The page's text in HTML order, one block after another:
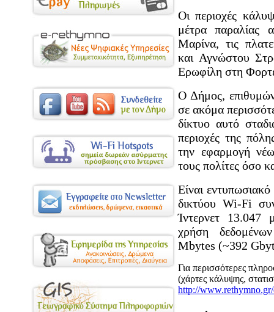
Οι περιοχές
μέτρα παραλίας
Μαρίνα, τις
και Αγνώστου
Ερωφίλη στη
Ο Δήμος,
σε ακόμα
δίκτυο αυτό
περιοχές της
την εφαρμογή
τους πολίτες όσο
Είναι
δικτύου Wi-Fi
Ίντερνετ 13.047
χρήση
Μbytes (~392
Για περισσότερες
(χάρτες κάλυψης,
http://